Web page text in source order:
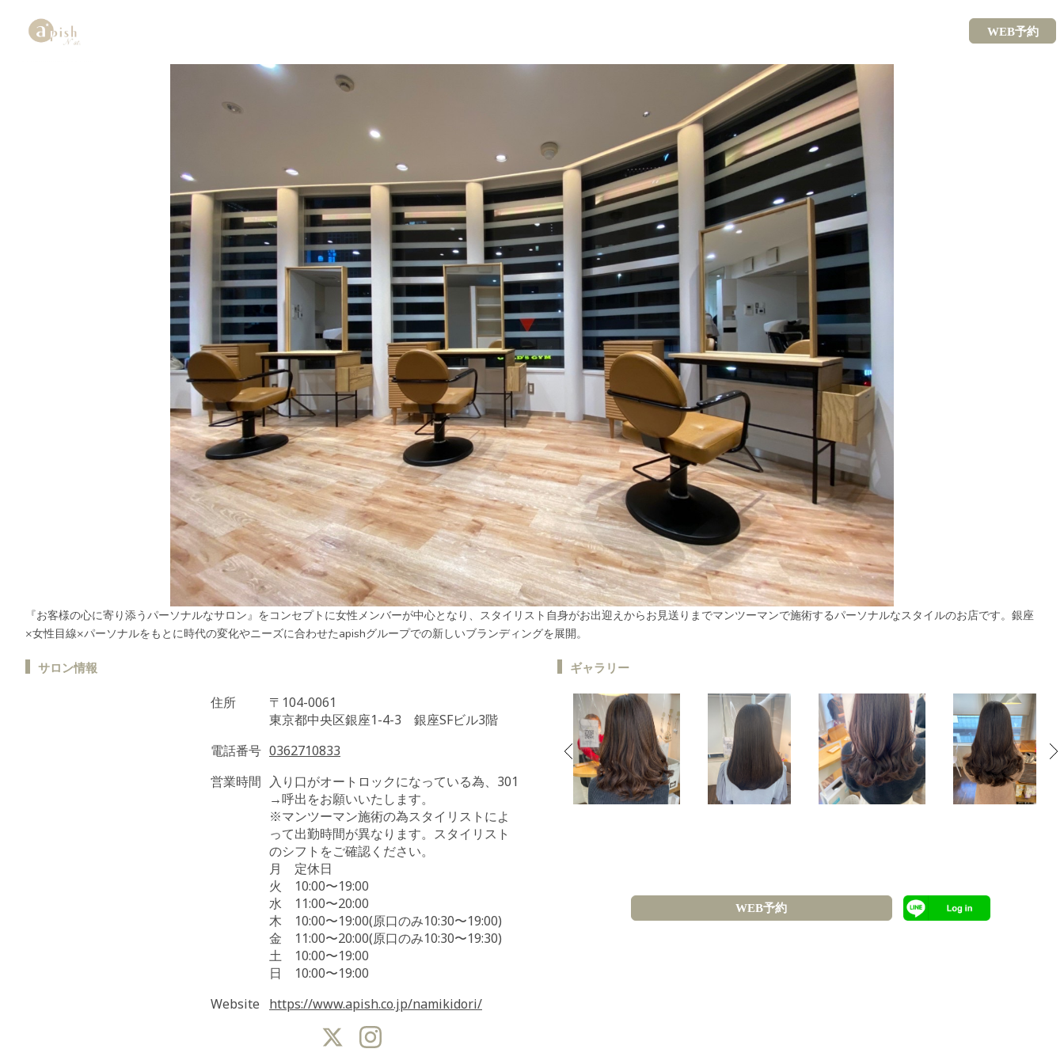
WEB予約
『お客様の心に寄り添うパーソナルなサロン』をコンセプトに女性メンバーが中心となり、スタイリスト自身がお出迎えからお見送りまでマンツーマンで施術するパーソナルなスタイルのお店です。銀座
×女性目線×パーソナルをもとに時代の変化やニーズに合わせたapishグループでの新しいブランディングを展開。
WEB予約
ギャラリー
サロン情報
住所
〒104-0061
東京都中央区銀座1-4-3 銀座SFビル3階
電話番号 0362710833
営業時間 入り口がオートロックになっている為、301
→呼出をお願いいたします。
※マンツーマン施術の為スタイリストによ
って出勤時間が異なります。スタイリスト
のシフトをご確認ください。
月 定休日
火 10:00〜19:00
水 11:00〜20:00
木 10:00〜19:00(原口のみ10:30〜19:00)
金 11:00〜20:00(原口のみ10:30〜19:30)
土 10:00〜19:00
日 10:00〜19:00
Website
https://www.apish.co.jp/namikidori/